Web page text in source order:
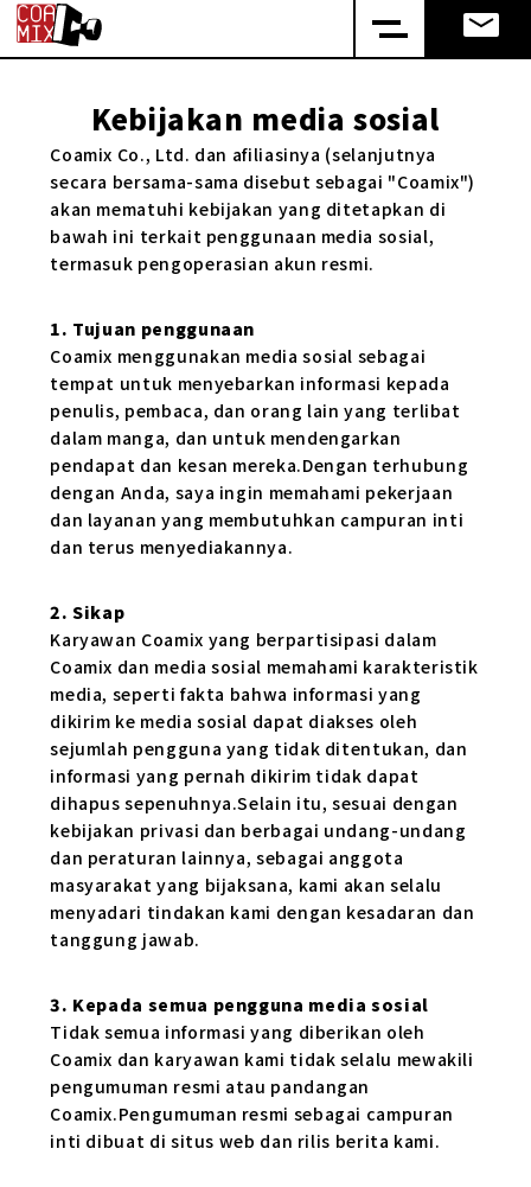
Kebijakan media sosial
Coamix Co., Ltd. dan afiliasinya (selanjutnya
secara bersama-sama disebut sebagai "Coamix")
akan mematuhi kebijakan yang ditetapkan di
bawah ini terkait penggunaan media sosial,
termasuk pengoperasian akun resmi.
1. Tujuan penggunaan
Coamix menggunakan media sosial sebagai
tempat untuk menyebarkan informasi kepada
penulis, pembaca, dan orang lain yang terlibat
dalam manga, dan untuk mendengarkan
pendapat dan kesan mereka.Dengan terhubung
dengan Anda, saya ingin memahami pekerjaan
dan layanan yang membutuhkan campuran inti
dan terus menyediakannya.
2. Sikap
Karyawan Coamix yang berpartisipasi dalam
Coamix dan media sosial memahami karakteristik
media, seperti fakta bahwa informasi yang
dikirim ke media sosial dapat diakses oleh
sejumlah pengguna yang tidak ditentukan, dan
informasi yang pernah dikirim tidak dapat
dihapus sepenuhnya.Selain itu, sesuai dengan
kebijakan privasi dan berbagai undang-undang
dan peraturan lainnya, sebagai anggota
masyarakat yang bijaksana, kami akan selalu
menyadari tindakan kami dengan kesadaran dan
tanggung jawab.
3. Kepada semua pengguna media sosial
Tidak semua informasi yang diberikan oleh
Coamix dan karyawan kami tidak selalu mewakili
pengumuman resmi atau pandangan
Coamix.Pengumuman resmi sebagai campuran
inti dibuat di situs web dan rilis berita kami.